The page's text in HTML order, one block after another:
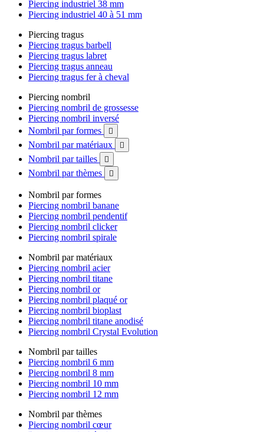
Piercing industriel 38 mm
Piercing industriel 40 à 51 mm
Piercing tragus
Piercing tragus barbell
Piercing tragus labret
Piercing tragus anneau
Piercing tragus fer à cheval
Piercing nombril
Piercing nombril de grossesse
Piercing nombril inversé
Nombril par formes

Nombril par matériaux 
Nombril par tailles 
Nombril par thèmes 
Nombril par formes
Piercing nombril banane
Piercing nombril pendentif
Piercing nombril clicker
Piercing nombril spirale
Nombril par matériaux
Piercing nombril acier
Piercing nombril titane
Piercing nombril or
Piercing nombril plaqué or
Piercing nombril bioplast
Piercing nombril titane anodisé
Piercing nombril Crystal Evolution
Nombril par tailles
Piercing nombril 6 mm
Piercing nombril 8 mm
Piercing nombril 10 mm
Piercing nombril 12 mm
Nombril par thèmes
Piercing nombril cœur